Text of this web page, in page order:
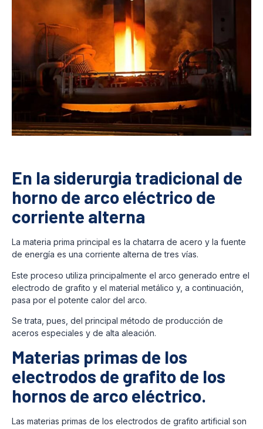
En la siderurgia tradicional de
horno de arco eléctrico de
corriente alterna
La materia prima principal es la chatarra de acero y la fuente
de energía es una corriente alterna de tres vías.
Este proceso utiliza principalmente el arco generado entre el
electrodo de grafito y el material metálico y, a continuación,
pasa por el potente calor del arco.
Se trata, pues, del principal método de producción de
aceros especiales y de alta aleación.
Materias primas de los
electrodos de grafito de los
hornos de arco eléctrico.
Las materias primas de los electrodos de grafito artificial son